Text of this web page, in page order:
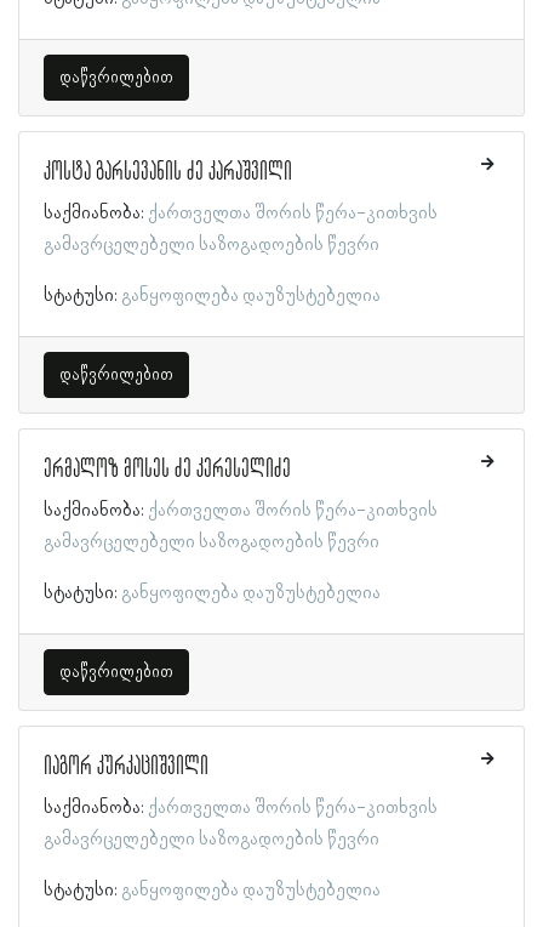
დაწვრილებით
კოსტა გარსევანის ძე კარაშვილი
საქმიანობა: ქართველთა შორის წერა-კითხვის
გამავრცელებელი საზოგადოების წევრი
სტატუსი: განყოფილება დაუზუსტებელია
დაწვრილებით
ერმალოზ მოსეს ძე კერესელიძე
საქმიანობა: ქართველთა შორის წერა-კითხვის
გამავრცელებელი საზოგადოების წევრი
სტატუსი: განყოფილება დაუზუსტებელია
დაწვრილებით
იაგორ კურკაციშვილი
საქმიანობა: ქართველთა შორის წერა-კითხვის
გამავრცელებელი საზოგადოების წევრი
სტატუსი: განყოფილება დაუზუსტებელია